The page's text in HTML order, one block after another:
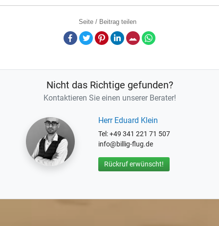
Seite / Beitrag teilen
Facebook
TwitterPinterestLinkedInE-Mail
Nicht das Richtige gefunden?
Kontaktieren Sie einen unserer Berater!
Herr Eduard Klein
Tel: +49 341 221 71 507
info@billig-flug.de
Rückruf erwünscht!